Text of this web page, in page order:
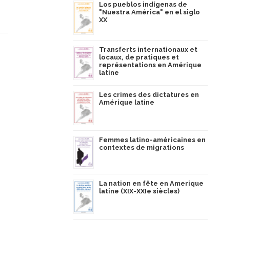
Los pueblos indígenas de
"Nuestra América" en el siglo
XX
Transferts internationaux et
locaux, de pratiques et
représentations en Amérique
latine
Les crimes des dictatures en
Amérique latine
Femmes latino-américaines en
contextes de migrations
La nation en fête en Amerique
latine (XIX-XXIe siècles)